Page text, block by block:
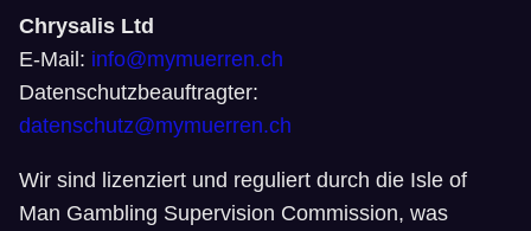
Chrysalis Ltd
E-Mail: info@mymuerren.ch
Datenschutzbeauftragter:
datenschutz@mymuerren.ch
Wir sind lizenziert und reguliert durch die Isle of
Man Gambling Supervision Commission, was